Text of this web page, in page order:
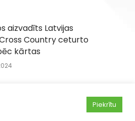
aizvadīts Latvijas
Country ceturto
kārtas
Piekrītu